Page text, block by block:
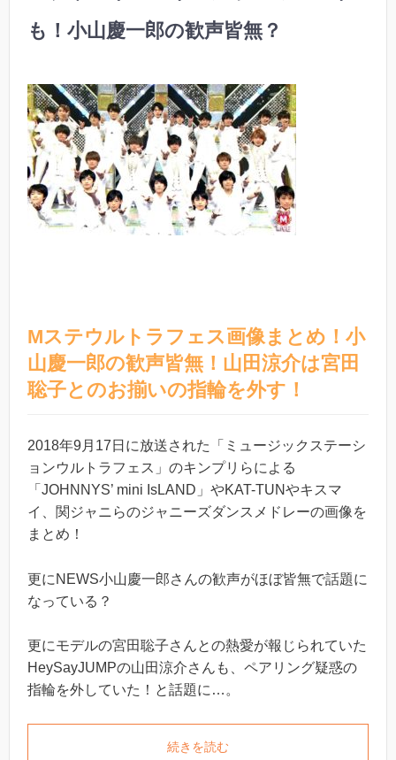
も！小山慶一郎の歓声皆無？
Mステウルトラフェス画像まとめ！小
山慶一郎の歓声皆無！山田涼介は宮田
聡子とのお揃いの指輪を外す！
2018年9月17日に放送された「ミュージックステーシ
ョンウルトラフェス」のキンプリらによる
「JOHNNYS’ mini IsLAND」やKAT-TUNやキスマ
イ、関ジャニらのジャニーズダンスメドレーの画像を
まとめ！
更にNEWS小山慶一郎さんの歓声がほぼ皆無で話題に
なっている？
更にモデルの宮田聡子さんとの熱愛が報じられていた
HeySayJUMPの山田涼介さんも、ペアリング疑惑の
指輪を外していた！と話題に…。
続きを読む